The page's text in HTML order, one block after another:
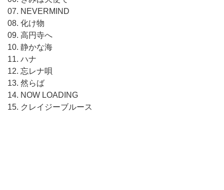
07. NEVERMIND
08. 化け物
09. 高円寺へ
10. 静かな海
11. ハナ
12. 忘レナ唄
13. 然らば
14. NOW LOADING
15. クレイジーブルース